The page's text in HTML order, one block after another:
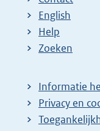
English
Help
Zoeken
Informatie
Privacy en